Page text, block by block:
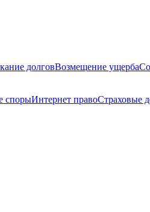
долговВозмещение ущерба
спорыИнтернет правоСтраховые